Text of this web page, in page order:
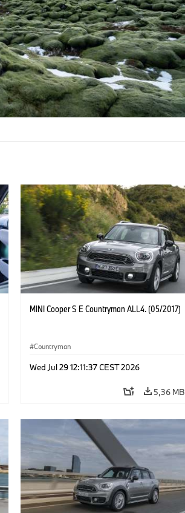
MINI Cooper S E Countryman ALL4. (05/2017)
Countryman
Wed Jul 29 12:11:37 CEST 2026
5,36 MB